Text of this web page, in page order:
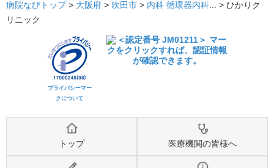
病院なびトップ > 大阪府 > 吹田市 > 内科 循環器内科... > ひかりク
リニック
プライバシーマー
クについて
トップ 医療機関の皆様へ